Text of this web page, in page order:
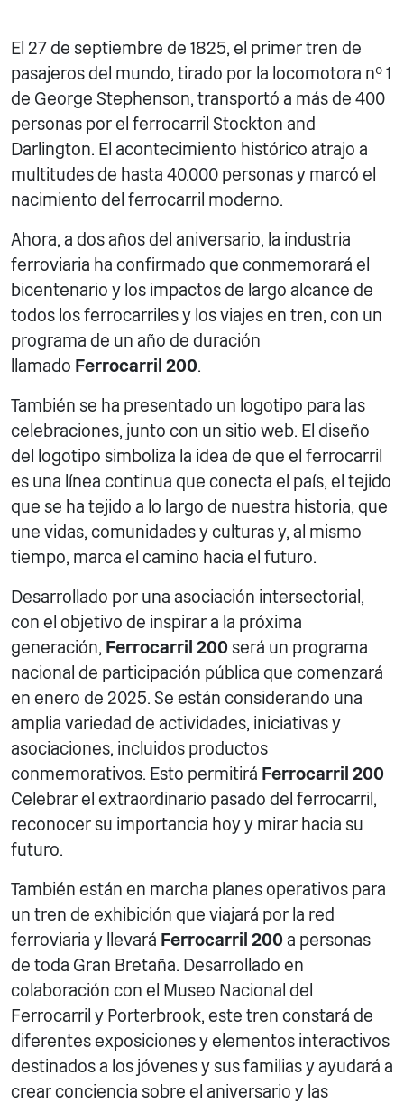
El 27 de septiembre de 1825, el primer tren de
pasajeros del mundo, tirado por la locomotora nº 1
de George Stephenson, transportó a más de 400
personas por el ferrocarril Stockton and
Darlington. El acontecimiento histórico atrajo a
multitudes de hasta 40.000 personas y marcó el
nacimiento del ferrocarril moderno.
Ahora, a dos años del aniversario, la industria
ferroviaria ha confirmado que conmemorará el
bicentenario y los impactos de largo alcance de
todos los ferrocarriles y los viajes en tren, con un
programa de un año de duración
llamado Ferrocarril 200.
También se ha presentado un logotipo para las
celebraciones, junto con un sitio web. El diseño
del logotipo simboliza la idea de que el ferrocarril
es una línea continua que conecta el país, el tejido
que se ha tejido a lo largo de nuestra historia, que
une vidas, comunidades y culturas y, al mismo
tiempo, marca el camino hacia el futuro.
Desarrollado por una asociación intersectorial,
con el objetivo de inspirar a la próxima
generación, Ferrocarril 200 será un programa
nacional de participación pública que comenzará
en enero de 2025. Se están considerando una
amplia variedad de actividades, iniciativas y
asociaciones, incluidos productos
conmemorativos. Esto permitirá Ferrocarril 200
Celebrar el extraordinario pasado del ferrocarril,
reconocer su importancia hoy y mirar hacia su
futuro.
También están en marcha planes operativos para
un tren de exhibición que viajará por la red
ferroviaria y llevará Ferrocarril 200 a personas
de toda Gran Bretaña. Desarrollado en
colaboración con el Museo Nacional del
Ferrocarril y Porterbrook, este tren constará de
diferentes exposiciones y elementos interactivos
destinados a los jóvenes y sus familias y ayudará a
crear conciencia sobre el aniversario y las